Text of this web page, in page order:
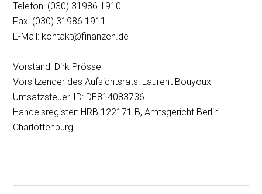
Telefon: (030) 31986 1910
Fax: (030) 31986 1911
E-Mail: kontakt@finanzen.de
Vorstand: Dirk Prössel
Vorsitzender des Aufsichtsrats: Laurent Bouyoux
Umsatzsteuer-ID: DE814083736
Handelsregister: HRB 122171 B, Amtsgericht Berlin-
Charlottenburg